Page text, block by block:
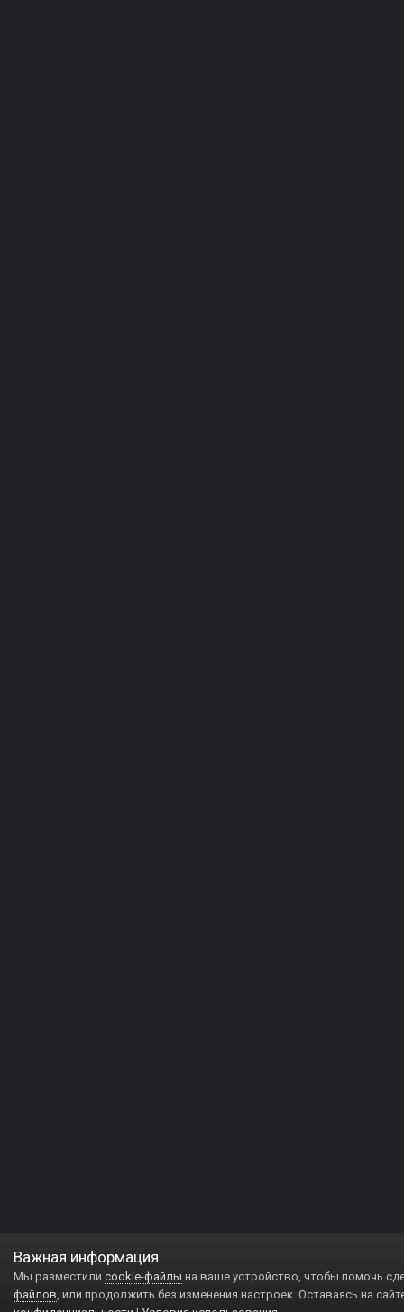
Важная информация
Мы разместили cookie-файлы на ваше устройство, чтобы помочь
файлов, или продолжить без изменения настроек. Оставаясь на